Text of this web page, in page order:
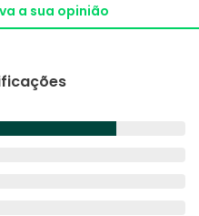
a sua opinião